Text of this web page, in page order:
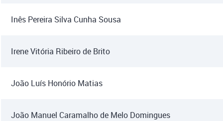
Inês Pereira Silva Cunha Sousa
Irene Vitória Ribeiro de Brito
João Luís Honório Matias
João Manuel Caramalho de Melo Domingues